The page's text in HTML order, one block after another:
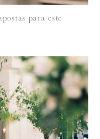
para este